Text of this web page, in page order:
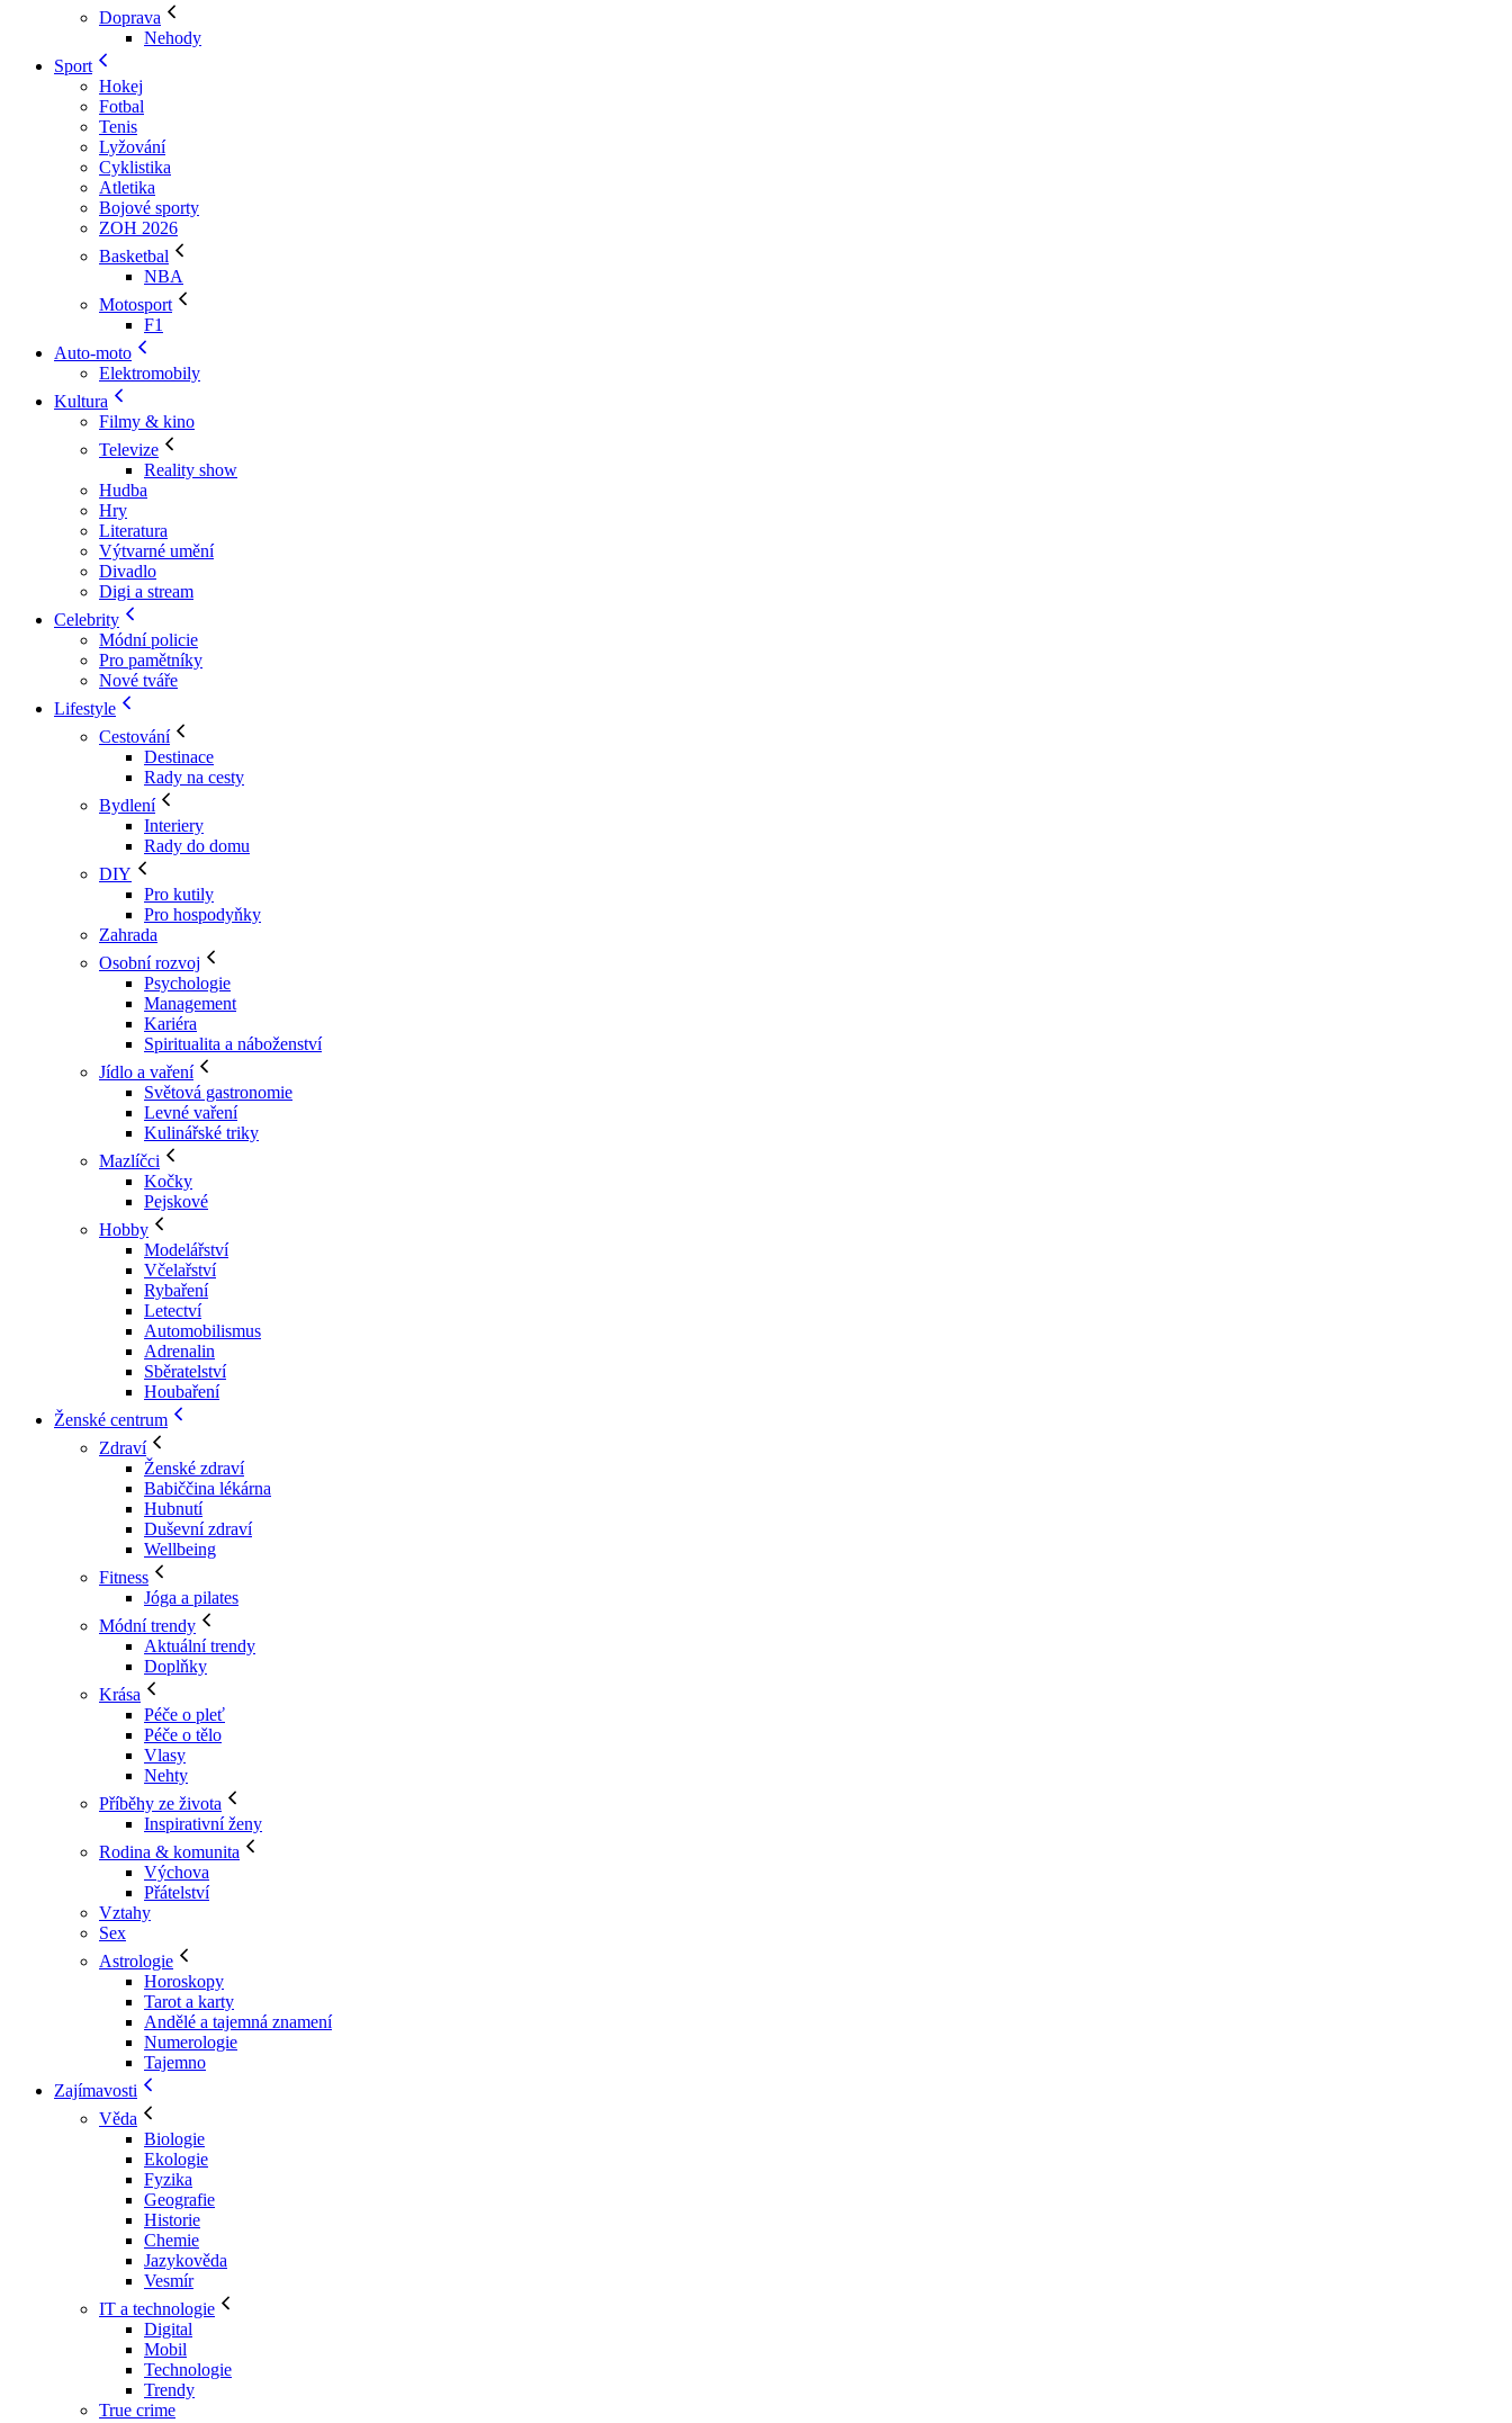
Doprava
Nehody
Sport
Hokej
Fotbal
Tenis
Lyžování
Cyklistika
Atletika
Bojové sporty
ZOH 2026
Basketbal
NBA
Motosport
F1
Auto-moto
Elektromobily
Kultura
Filmy & kino
Televize
Reality show
Hudba
Hry
Literatura
Výtvarné umění
Divadlo
Digi a stream
Celebrity
Módní policie
Pro pamětníky
Nové tváře
Lifestyle
Cestování
Destinace
Rady na cesty
Bydlení
Interiery
Rady do domu
DIY
Pro kutily
Pro hospodyňky
Zahrada
Osobní rozvoj
Psychologie
Management
Kariéra
Spiritualita a náboženství
Jídlo a vaření
Světová gastronomie
Levné vaření
Kulinářské triky
Mazlíčci
Kočky
Pejskové
Hobby
Modelářství
Včelařství
Rybaření
Letectví
Automobilismus
Adrenalin
Sběratelství
Houbaření
Ženské centrum
Zdraví
Ženské zdraví
Babiččina lékárna
Hubnutí
Duševní zdraví
Wellbeing
Fitness
Jóga a pilates
Módní trendy
Aktuální trendy
Doplňky
Krása
Péče o pleť
Péče o tělo
Vlasy
Nehty
Příběhy ze života
Inspirativní ženy
Rodina & komunita
Výchova
Přátelství
Vztahy
Sex
Astrologie
Horoskopy
Tarot a karty
Andělé a tajemná znamení
Numerologie
Tajemno
Zajímavosti
Věda
Biologie
Ekologie
Fyzika
Geografie
Historie
Chemie
Jazykověda
Vesmír
IT a technologie
Digital
Mobil
Technologie
Trendy
True crime